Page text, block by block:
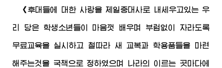
《후대들에 대한 사랑을 제일중대사로 내세우고있는 우
리 당은 학생소년들이 마음껏 배우며 부럼없이 자라도록
무료교육을 실시하고 철따라 새 교복과 학용품들을 마련
해주는것을 국책으로 정하였으며 나라의 이르는 곳마다에